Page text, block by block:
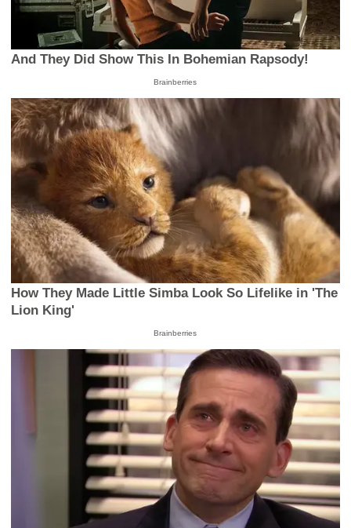
And They Did Show This In Bohemian Rapsody!
Brainberries
How They Made Little Simba Look So Lifelike in 'The
Lion King'
Brainberries